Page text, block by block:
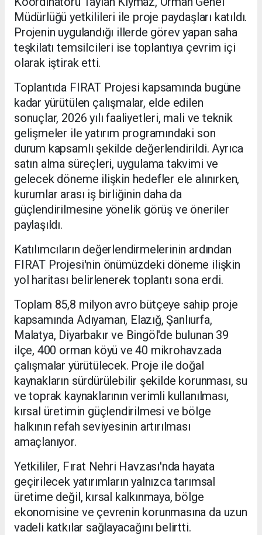
Müdürlüğü yetkilileri ile proje paydaşları katıldı.
Projenin uygulandığı illerde görev yapan saha
teşkilatı temsilcileri ise toplantıya çevrim içi
olarak iştirak etti.
Toplantıda FIRAT Projesi kapsamında bugüne
kadar yürütülen çalışmalar, elde edilen
sonuçlar, 2026 yılı faaliyetleri, mali ve teknik
gelişmeler ile yatırım programındaki son
durum kapsamlı şekilde değerlendirildi. Ayrıca
satın alma süreçleri, uygulama takvimi ve
gelecek döneme ilişkin hedefler ele alınırken,
kurumlar arası iş birliğinin daha da
güçlendirilmesine yönelik görüş ve öneriler
paylaşıldı.
Katılımcıların değerlendirmelerinin ardından
FIRAT Projesi'nin önümüzdeki döneme ilişkin
yol haritası belirlenerek toplantı sona erdi.
Toplam 85,8 milyon avro bütçeye sahip proje
kapsamında Adıyaman, Elazığ, Şanlıurfa,
Malatya, Diyarbakır ve Bingöl'de bulunan 39
ilçe, 400 orman köyü ve 40 mikrohavzada
çalışmalar yürütülecek. Proje ile doğal
kaynakların sürdürülebilir şekilde korunması, su
ve toprak kaynaklarının verimli kullanılması,
kırsal üretimin güçlendirilmesi ve bölge
halkının refah seviyesinin artırılması
amaçlanıyor.
Yetkililer, Fırat Nehri Havzası'nda hayata
geçirilecek yatırımların yalnızca tarımsal
üretime değil, kırsal kalkınmaya, bölge
ekonomisine ve çevrenin korunmasına da uzun
vadeli katkılar sağlayacağını belirtti.